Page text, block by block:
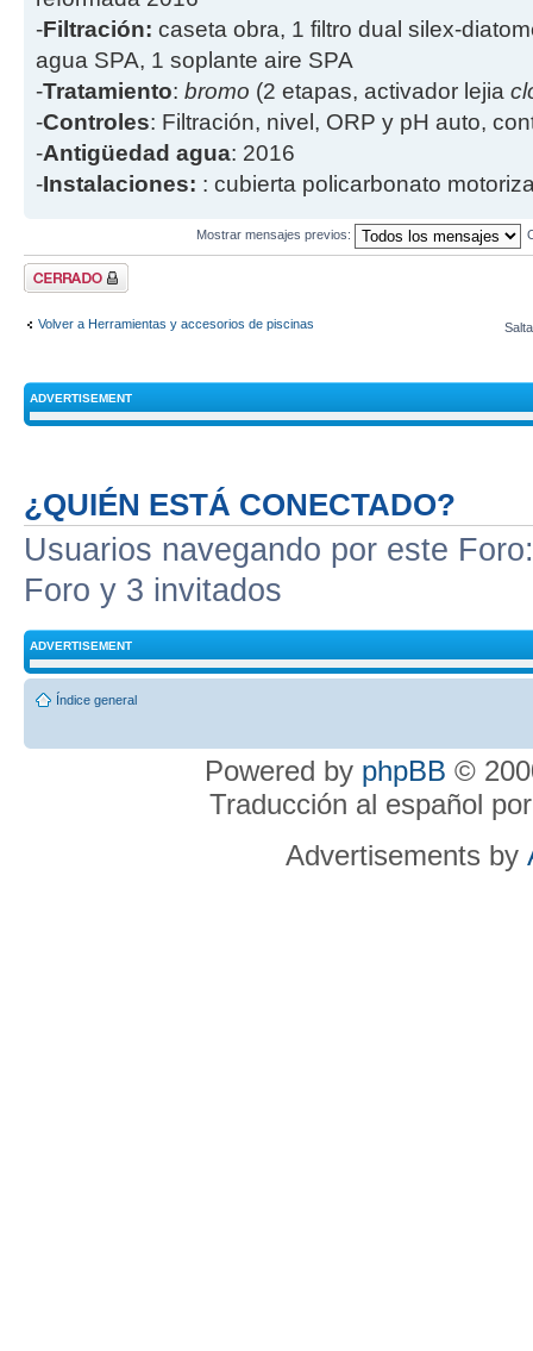
-Filtración: caseta obra, 1 filtro dual silex-
agua SPA, 1 soplante aire SPA
-Tratamiento: bromo (2 etapas, activador lejia
-Controles: Filtración, nivel, ORP y pH auto,
-Antigüedad agua: 2016
-Instalaciones: : cubierta policarbonato
Mostrar mensajes previos:
Tema cerrado
Volver a Herramientas y accesorios de piscinas
ADVERTISEMENT
¿QUIÉN ESTÁ CONECTADO?
Usuarios navegando por este
Foro y 3 invitados
ADVERTISEMENT
Índice general
Powered by phpBB ©
Traducción al español
Advertisements by